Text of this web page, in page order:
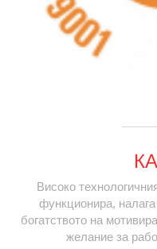
Високо
функционира,
богатството на
желание за